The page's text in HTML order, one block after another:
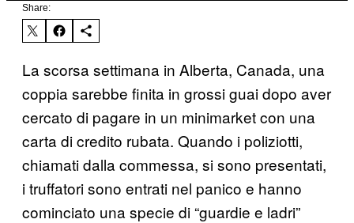
Share:
La scorsa settimana in Alberta, Canada, una
coppia sarebbe finita in grossi guai dopo aver
cercato di pagare in un minimarket con una
carta di credito rubata. Quando i poliziotti,
chiamati dalla commessa, si sono presentati,
i truffatori sono entrati nel panico e hanno
cominciato una specie di “guardie e ladri”